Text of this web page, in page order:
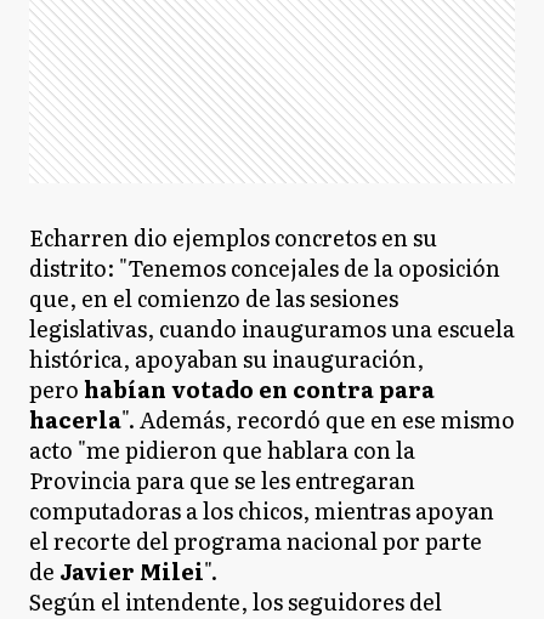
Echarren dio ejemplos concretos en su
distrito: "Tenemos concejales de la oposición
que, en el comienzo de las sesiones
legislativas, cuando inauguramos una escuela
histórica, apoyaban su inauguración,
perohabían votado en contra para
hacerla". Además, recordó que en ese mismo
acto "me pidieron que hablara con la
Provincia para que se les entregaran
computadoras a los chicos, mientras apoyan
el recorte del programa nacional por parte
de Javier Milei".
Según el intendente, los seguidores del